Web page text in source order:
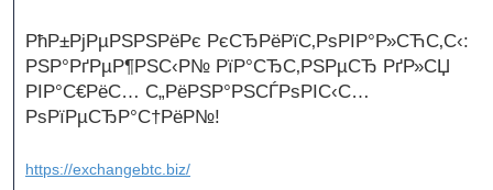
РћР±РјРµРЅРЅРёРє РєСЂРёРїС‚РѕРІР°Р»СЋС‚С‹:
РЅР°РґРµР¶РЅС‹Р№ РїР°СЂС‚РЅРµСЂ РґР»СЏ
РІР°С€РёС… С„РёРЅР°РЅСЃРѕРІС‹С…
РѕРїРµСЂР°С†РёР№!
https://exchangebtc.biz/